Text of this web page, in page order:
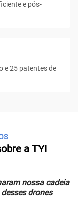
e pós-
e 25 patentes de
a TYI
nossa cadeia
drones